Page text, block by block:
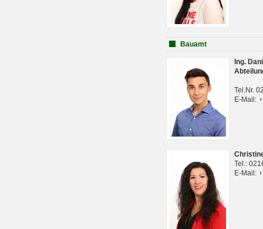
Bauamt
Ing.
Tel.Nr.
E-Mail:
Tel.:
E-Mail: